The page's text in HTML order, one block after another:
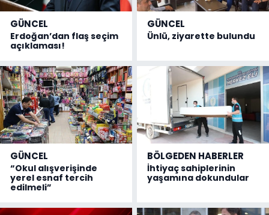
GÜNCEL
Erdoğan’dan flaş seçim
açıklaması!
GÜNCEL
Ünlü, ziyarette bulundu
GÜNCEL
“Okul alışverişinde
yerel esnaf tercih
edilmeli”
BÖLGEDEN HABERLER
İhtiyaç sahiplerinin
yaşamına dokundular